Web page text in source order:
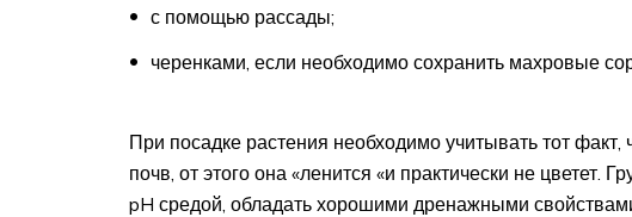
с помощью рассады;
черенками, если необходимо сохранить махровые
При посадке растения необходимо учитывать тот
почв, от этого она «ленится «и практически не цветет.
pH средой, обладать хорошими дренажными